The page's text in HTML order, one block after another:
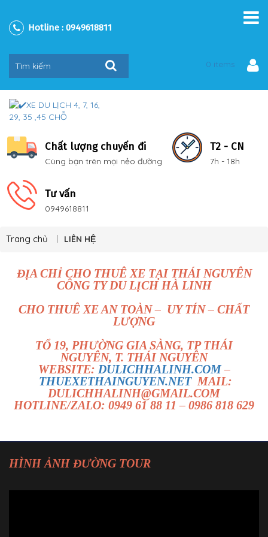
Hotline : 0949618811
0 items
Chất lượng chuyến đi
Cùng bạn trên mọi nẻo đường
T2 - CN
7h - 18h
Tư vấn
0949618811
Trang chủ LIÊN HỆ
ĐỊA CHỈ CHO THUÊ XE TẠI THÁI NGUYÊN
CÔNG TY DU LỊCH HÀ LINH
CHO THUÊ XE AN TOÀN – UY TÍN – CHẤT
LƯỢNG
TỔ 19, PHƯỜNG GIA SÀNG, TP THÁI
NGUYÊN, T. THÁI NGUYÊN
WEBSITE: DULICHHALINH.COM–
THUEXETHAINGUYEN.NETMAIL:
DULICHHALINH@GMAIL.COM
HOTLINE/ZALO: 0949 61 88 11 – 0986 818 629
HÌNH ẢNH ĐƯỜNG TOUR